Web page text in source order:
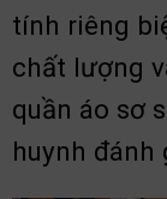
tính riêng
chất lượng
quần áo sơ
huynh đánh